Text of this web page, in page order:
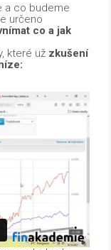
a co budeme
určeno
co a jak
které už zkušení